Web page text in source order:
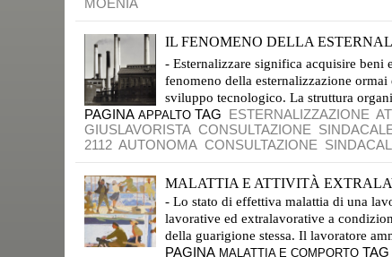
MOENIA
IL FENOMENO DELLA
- Esternalizzare significa acquisire
fenomeno della esternalizzazione
sviluppo tecnologico. La struttura
PAGINA APPALTO TAG ESTERNALIZZAZIONE
GIUSLAVORISTA CONSULTAZIONE
2112 AUTONOMA CONSULTAZIONE
MALATTIA E ATTIVITÀ
- Lo stato di effettiva malattia di una
lavorative ed extralavorative a
della guarigione stessa. Il lavoratore
PAGINA MALATTIA E COMPORTO TAG